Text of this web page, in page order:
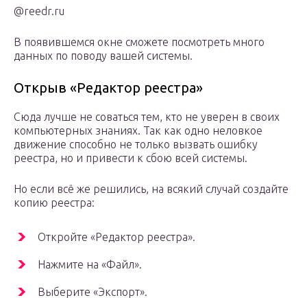
@reedr.ru
В появившемся окне сможете посмотреть много
данных по поводу вашей системы.
Открыв «Редактор реестра»
Сюда лучше не соваться тем, кто не уверен в своих
компьютерных знаниях. Так как одно неловкое
движение способно не только вызвать ошибку
реестра, но и привести к сбою всей системы.
Но если всё же решились, на всякий случай создайте
копию реестра:
Откройте «Редактор реестра».
Нажмите на «Файл».
Выберите «Экспорт».